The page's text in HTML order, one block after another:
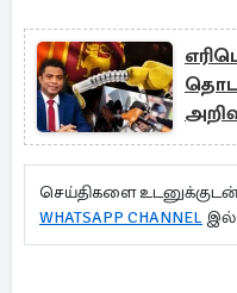
செய்திகளை
WHATSAPP CHANNEL